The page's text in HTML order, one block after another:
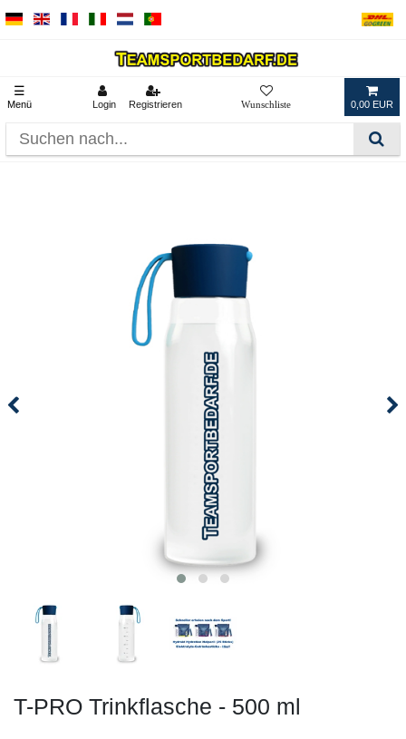
☰
Menü Login Registrieren 0,00 EUR
T-PRO Trinkflasche - 500 ml